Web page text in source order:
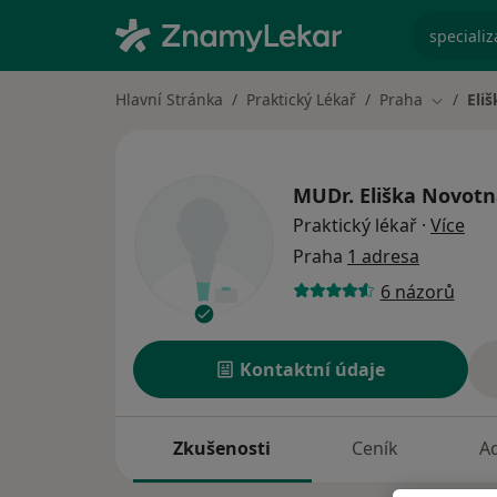
Hlavní Stránka Praktický Lékař Praha Změna
MUDr. Eliška
Praktický lékař · Více
Praha 1 adresa
6 názorů
Kontaktní údaje
Zkušenosti Ceník